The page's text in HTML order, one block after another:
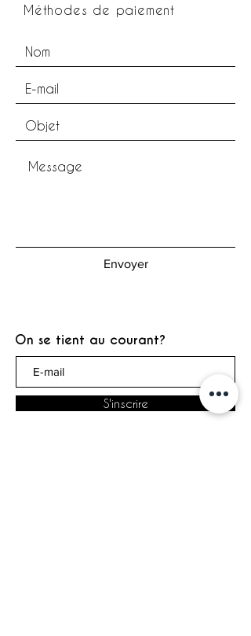
Méthodes de paiement
Envoyer
On se tient au courant?
S'inscrire